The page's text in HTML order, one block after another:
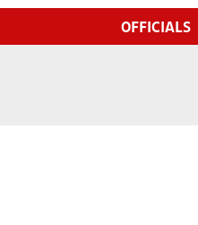
OFFICIALS